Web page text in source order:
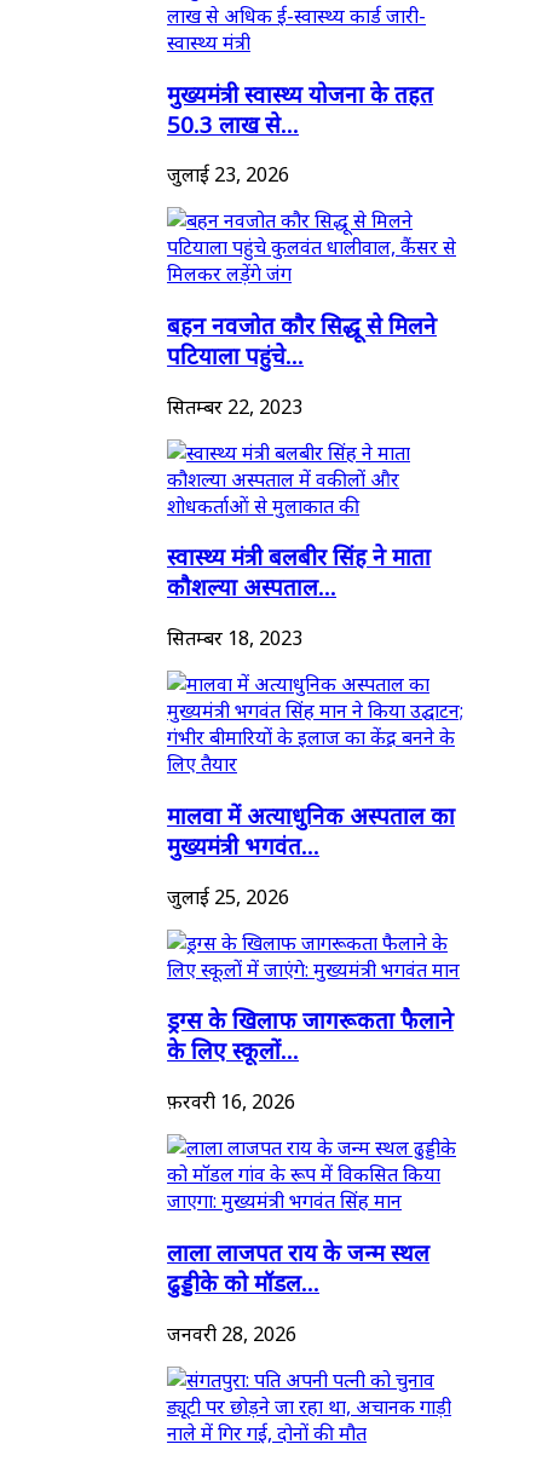
मुख्यमंत्री स्वास्थ्य योजना के तहत
50.3 लाख से...
जुलाई 23, 2026
बहन नवजोत कौर सिद्धू से मिलने
पटियाला पहुंचे...
सितम्बर 22, 2023
स्वास्थ्य मंत्री बलबीर सिंह ने माता
कौशल्या अस्पताल...
सितम्बर 18, 2023
मालवा में अत्याधुनिक अस्पताल का
मुख्यमंत्री भगवंत...
जुलाई 25, 2026
ड्रग्स के खिलाफ जागरूकता फैलाने
के लिए स्कूलों...
फ़रवरी 16, 2026
लाला लाजपत राय के जन्म स्थल
ढुड्डीके को मॉडल...
जनवरी 28, 2026